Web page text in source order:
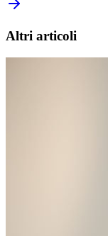
Altri articoli